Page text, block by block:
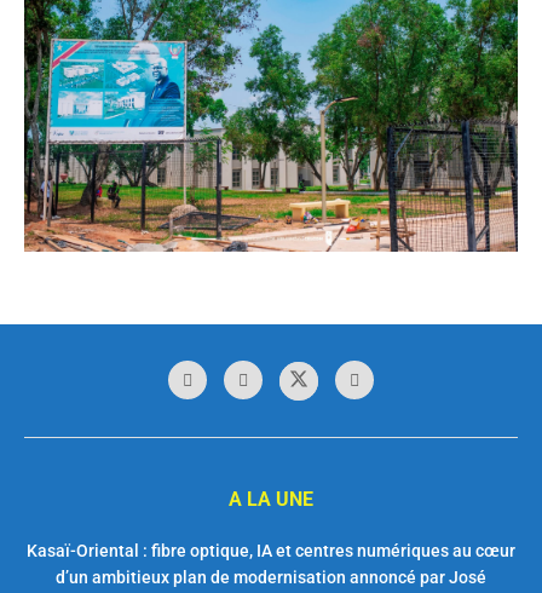
A LA UNE
Kasaï-Oriental : fibre optique, IA et centres numériques au cœur
d’un ambitieux plan de modernisation annoncé par José